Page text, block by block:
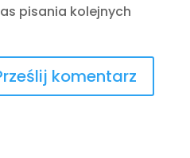
pisania kolejnych